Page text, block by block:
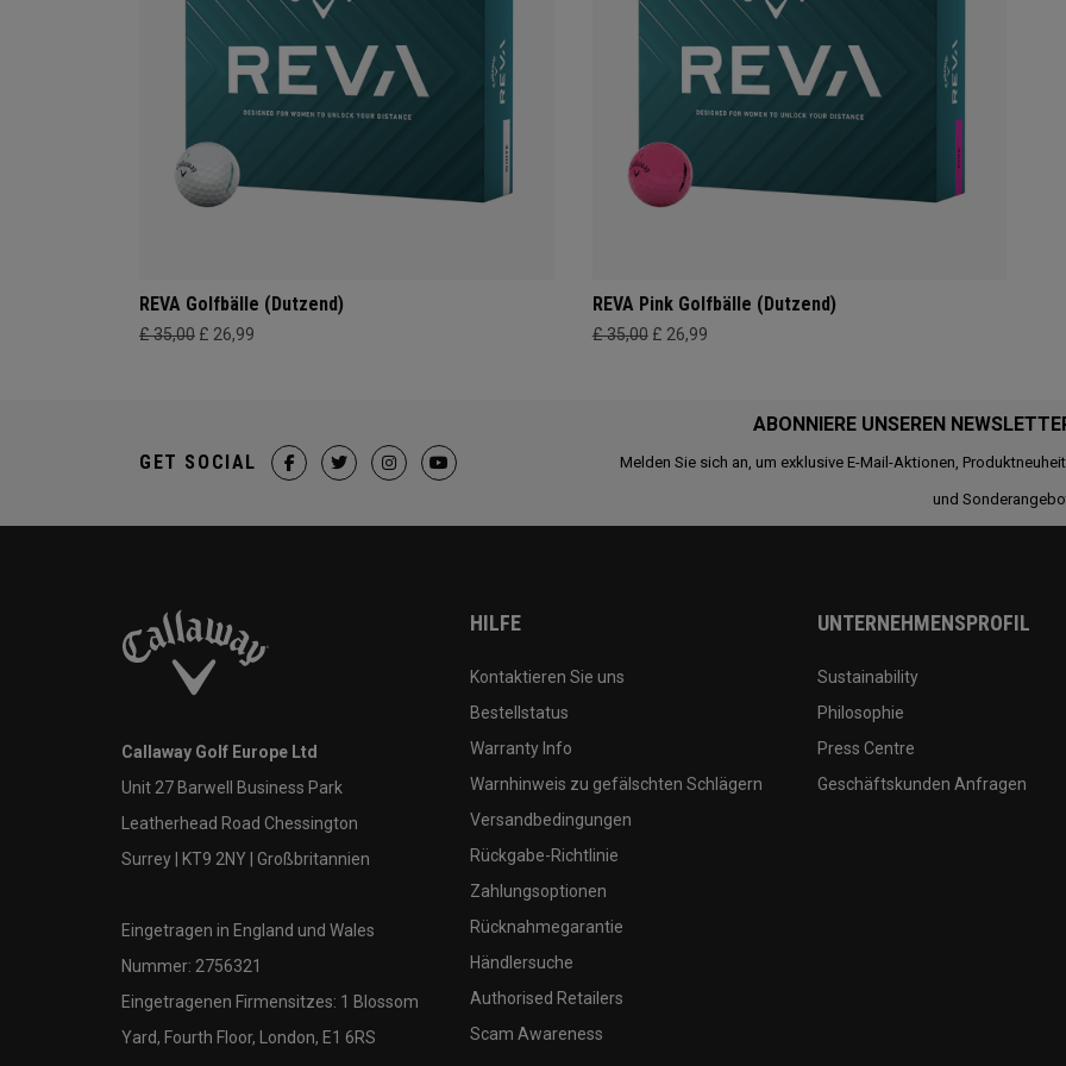
REVA Golfbälle (Dutzend)
£ 35,00 £ 26,99
REVA Pink Golfbälle (Dutzend)
£ 35,00 £ 26,99
ABONNIERE UNSEREN
Melden Sie sich an, um exklusive E-Mail-Aktionen,
und
GET SOCIAL
Callaway Golf Europe Ltd
Unit 27 Barwell Business Park
Leatherhead Road Chessington
Surrey | KT9 2NY | Großbritannien
Eingetragen in England und Wales
Nummer: 2756321
Eingetragenen Firmensitzes: 1 Blossom
Yard, Fourth Floor, London, E1 6RS
HILFE
Kontaktieren Sie uns
Bestellstatus
Warranty Info
Warnhinweis zu gefälschten Schlägern
Versandbedingungen
Rückgabe-Richtlinie
Zahlungsoptionen
Rücknahmegarantie
Händlersuche
Authorised Retailers
Scam Awareness
UNTERNEHMENSPROFIL
Sustainability
Philosophie
Press Centre
Geschäftskunden Anfragen